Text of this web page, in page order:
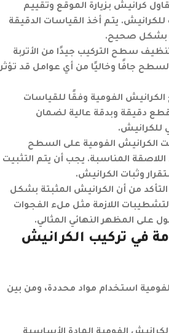
كرانيش بزيارة الموقع وتقييم
يتم أخذ القياسات الدقيقة
بشكل صحيح.
سطح التركيب جيدًا من الأتربة
جافًا وخاليًا من أي عوامل قد تؤثر
الفومية وفقًا للقياسات
دقيقة وبدقة عالية لضمان
للكرانيش.
الكرانيش الفومية على السطح
المناسبة. يجب أن يتم التثبيت
وثبات الكرانيش.
التأكد من أن الكرانيش المثبتة بشكل
اللازمة مثل ملء الفجوات
على المظهر النهائي المثالي.
في تركيب الكرانيش
استخدام مواد محددة، ومن بين